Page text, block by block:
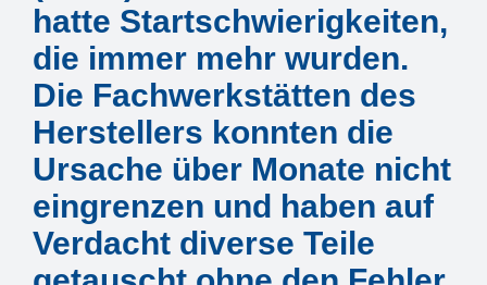
Leistungen
Firmenphilosophie
Kundenstimmen
Mitarbeiter
hatte Startschwierigkeiten,
die immer mehr wurden.
Die Fachwerkstätten des
Herstellers konnten die
Ursache über Monate nicht
eingrenzen und haben auf
Verdacht diverse Teile